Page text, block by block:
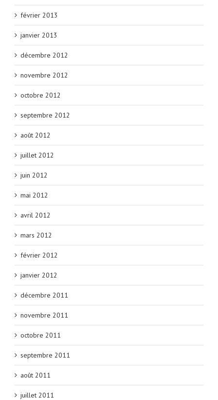
février 2013
janvier 2013
décembre 2012
novembre 2012
octobre 2012
septembre 2012
août 2012
juillet 2012
juin 2012
mai 2012
avril 2012
mars 2012
février 2012
janvier 2012
décembre 2011
novembre 2011
octobre 2011
septembre 2011
août 2011
juillet 2011